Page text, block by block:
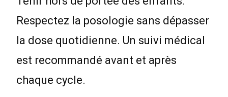
Respectez la posologie sans dépasser
la dose quotidienne. Un suivi médical
est recommandé avant et après
chaque cycle.